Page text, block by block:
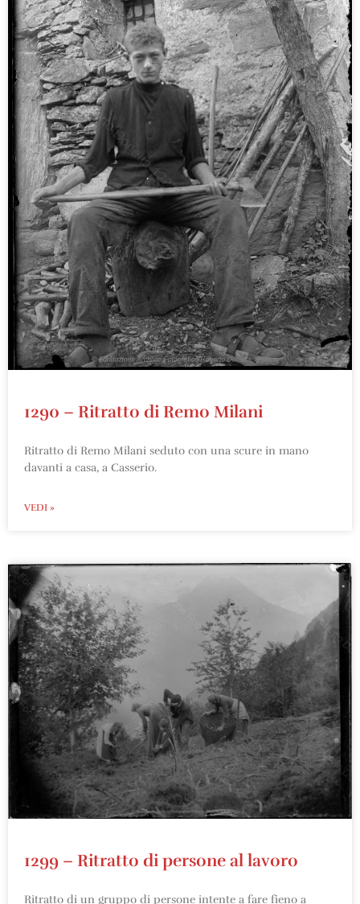
1290 – Ritratto di Remo Milani
Ritratto di Remo Milani seduto con una scure in mano
davanti a casa, a Casserio.
VEDI »
1299 – Ritratto di persone al lavoro
Ritratto di un gruppo di persone intente a fare fieno a